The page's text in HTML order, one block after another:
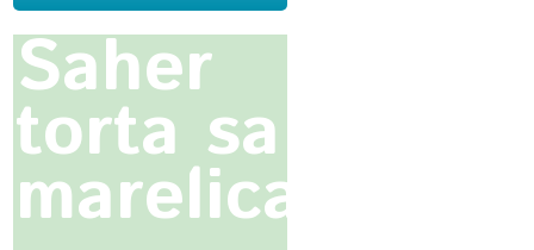
Saher
torta sa
marelicama